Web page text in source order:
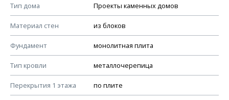
Тип дома Проекты каменных домов
Материал стен из блоков
Фундамент монолитная плита
Тип кровли металлочерепица
Перекрытия 1 этажа по плите
Смотрите советы по выбору материала в нашем
КОНСТРУКТИВНЫЕ РЕШЕНИЯ (КР)
Ведомость рабочих чертежей основного комплекта КР
План фундамента
Устройство фундамента, спецификация материалов
Планы перекрытий этажей, спецификация элементов